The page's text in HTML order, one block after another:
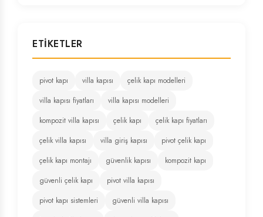
ETIKETLER
pivot kapı villa kapısı
çelik kapı modelleri
villa kapısı fiyatları
villa kapısı modelleri
kompozit villa kapısı
çelik kapı
çelik kapı fiyatları
çelik villa kapısı
villa giriş kapısı
pivot çelik kapı
çelik kapı montajı
güvenlik kapısı
kompozit kapı
güvenli çelik kapı
pivot villa kapısı
pivot kapı sistemleri
güvenli villa kapısı